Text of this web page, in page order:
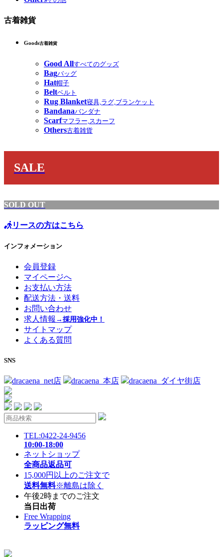
古着雑貨
Goods古着雑貨
Good Allすべてのグッズ
Bagバッグ
Hat帽子
Beltベルト
Rug Blanket寝具,ラグ,ブランケット
Bandanaバンダナ
Scarfマフラー,スカーフ
Others古着雑貨
SALE
SOLD OUT
リースの方はこちら
インフォメーション
会員登録
マイページへ
お支払い方法
配送方法・送料
お問い合わせ
求人情報 →採用強化中！
サイトマップ
よくある質問
SNS
dracaena_net店 dracaena_本店 dracaena_ダイヤ街店
TEL:0422-24-9456
10:00-18:00
ネットショップ
全商品返品可
15,000円以上のご注文で
送料無料※離島は除く
午後2時までのご注文
当日出荷
Free Wrapping
ラッピング無料